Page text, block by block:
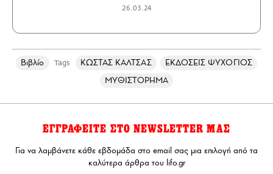
26.03.24
Βιβλίο Tags ΚΩΣΤΑΣ ΚΑΛΤΣΑΣ
ΕΚΔΟΣΕΙΣ ΨΥΧΟΓΙΟΣ
ΜΥΘΙΣΤΟΡΗΜΑ
ΕΓΓΡΑΦΕΙΤΕ ΣΤΟ NEWSLETTER ΜΑΣ
Για να λαμβάνετε κάθε εβδομάδα στο email σας μια επιλογή από τα
καλύτερα άρθρα του lifo.gr